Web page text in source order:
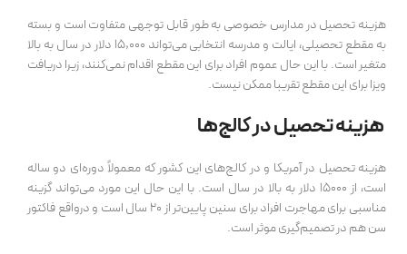
هزینه تحصیل در مدارس خصوصی به طور قابل توجهی متفاوت است و بسته
به مقطع تحصیلی، ایالت و مدرسه انتخابی می‌تواند 15,000 دلار در سال به بالا
متغیر است. با این حال عموم افراد برای این مقطع اقدام نمی‌کنند، زیرا دریافت
ویزا برای این مقطع تقریبا ممکن نیست.
هزینه تحصیل در کالج‌ها
هزینه تحصیل در آمریکا و در کالج‌های این کشور که معمولاً دوره‌ای دو ساله
است، از 15000 دلار به بالا در سال است. با این حال این مورد می‌تواند گزینه
مناسبی برای مهاجرت افراد برای سنین پایین‌تر از 20 سال است و درواقع فاکتور
سن هم در تصمیم‌گیری موثر است.